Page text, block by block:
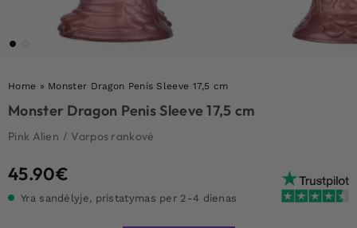
Home » Monster Dragon Penis Sleeve 17,5 cm
Monster Dragon Penis Sleeve 17,5 cm
Pink Alien / Varpos rankovė
45.90€
Yra sandėlyje, pristatymas per 2-4 dienas